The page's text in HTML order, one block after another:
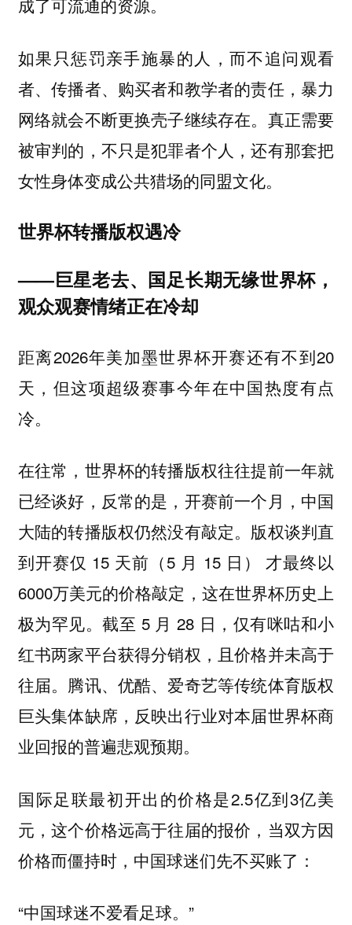
成了可流通的资源。
如果只惩罚亲手施暴的人，而不追问观看
者、传播者、购买者和教学者的责任，暴力
网络就会不断更换壳子继续存在。真正需要
被审判的，不只是犯罪者个人，还有那套把
女性身体变成公共猎场的同盟文化。
世界杯转播版权遇冷
——巨星老去、国足长期无缘世界杯，
观众观赛情绪正在冷却
距离2026年美加墨世界杯开赛还有不到20
天，但这项超级赛事今年在中国热度有点
冷。
在往常，世界杯的转播版权往往提前一年就
已经谈好，反常的是，开赛前一个月，中国
大陆的转播版权仍然没有敲定。版权谈判直
到开赛仅 15 天前（5 月 15 日） 才最终以
6000万美元的价格敲定，这在世界杯历史上
极为罕见。截至 5 月 28 日，仅有咪咕和小
红书两家平台获得分销权，且价格并未高于
往届。腾讯、优酷、爱奇艺等传统体育版权
巨头集体缺席，反映出行业对本届世界杯商
业回报的普遍悲观预期。
国际足联最初开出的价格是2.5亿到3亿美
元，这个价格远高于往届的报价，当双方因
价格而僵持时，中国球迷们先不买账了：
“中国球迷不爱看足球。”